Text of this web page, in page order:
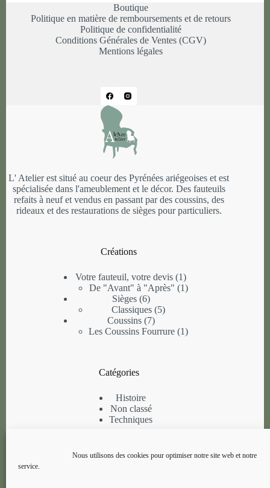
Nous utilisons des cookies pour optimiser notre site web et notre
service.
Boutique
Politique en matière de remboursements et de retours
Politique de confidentialité
Conditions Générales de Ventes (CGV)
Mentions légales
L' Atelier est situé au coeur des Pyrénées ariégeoises et est
spécialisée dans l'ameublement et le décor. Des fauteuils
refaits à neuf et vendus en passant par des coussins, des
rideaux et des restaurations de sièges pour particuliers.
Créations
Votre fauteuil, votre devis 11
produit
De "Avant" à "Après" 11
Sièges 66
produits
Classiques 55
Coussins 77
produits
Les Coussins Fourrure 11
Catégories
Histoire
Non classé
Techniques
Informations